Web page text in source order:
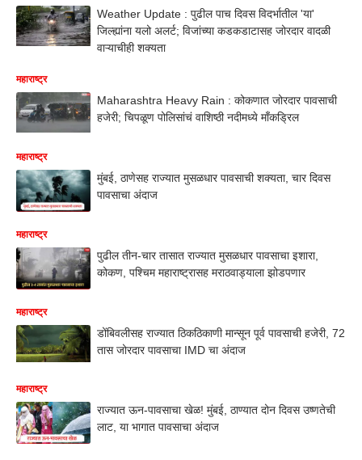
Weather Update : पुढील पाच दिवस विदर्भातील 'या'
जिल्ह्यांना यलो अलर्ट; विजांच्या कडकडाटासह जोरदार वादळी
वाऱ्याचीही शक्यता
महाराष्ट्र
Maharashtra Heavy Rain : कोकणात जोरदार पावसाची
हजेरी; चिपळूण पोलिसांचं वाशिष्ठी नदीमध्ये माँकड्रिल
महाराष्ट्र
मुंबई, ठाणेसह राज्यात मुसळधार पावसाची शक्यता, चार दिवस
पावसाचा अंदाज
महाराष्ट्र
पुढील तीन-चार तासात राज्यात मुसळधार पावसाचा इशारा,
कोकण, पश्चिम महाराष्ट्रासह मराठवाड्याला झोडपणार
महाराष्ट्र
डोंबिवलीसह राज्यात ठिकठिकाणी मान्सून पूर्व पावसाची हजेरी, 72
तास जोरदार पावसाचा IMD चा अंदाज
महाराष्ट्र
राज्यात ऊन-पावसाचा खेळ! मुंबई, ठाण्यात दोन दिवस उष्णतेची
लाट, या भागात पावसाचा अंदाज